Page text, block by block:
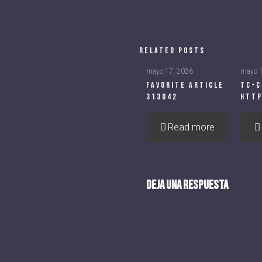
Related posts
mayo 17, 2026
favorite article
313042
Read more
mayo
tc-
Deja una respuesta